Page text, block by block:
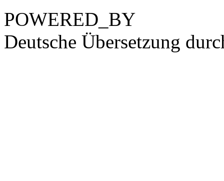
POWERED_BY
Deutsche Übersetzung